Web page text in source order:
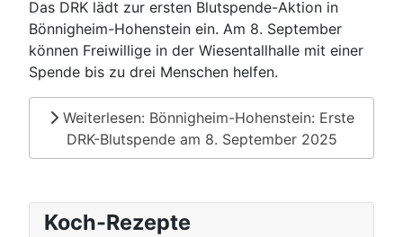
Das DRK lädt zur ersten Blutspende-Aktion in
Bönnigheim-Hohenstein ein. Am 8. September
können Freiwillige in der Wiesentallhalle mit einer
Spende bis zu drei Menschen helfen.
Weiterlesen: Bönnigheim-Hohenstein: Erste
DRK-Blutspende am 8. September 2025
Koch-Rezepte